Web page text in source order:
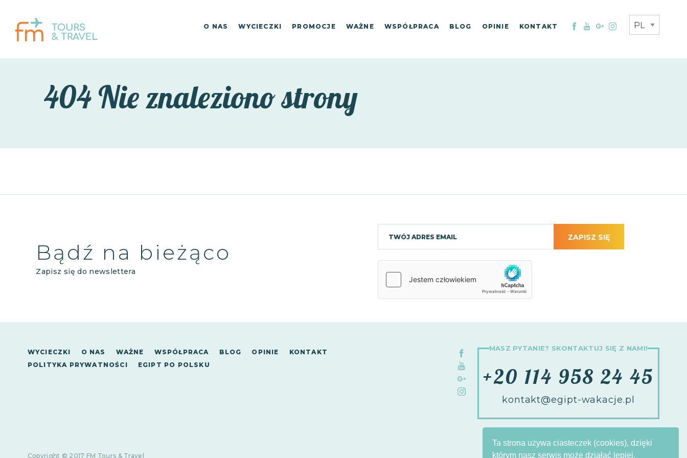
Ta strona używa ciasteczek (cookies), dzięki
którym nasz serwis może działać lepiej.
O NAS WYCIECZKI PROMOCJE WAŻNE WSPÓŁPRACA BLOG OPINIE KONTAKT
404 Nie znaleziono strony
Bądź na bieżąco
Zapisz się do newslettera
ZAPISZ SIĘ
WYCIECZKI O NAS WAŻNE WSPÓŁPRACA BLOG OPINIE
KONTAKT
POLITYKA PRYWATNOŚCI
EGIPT PO POLSKU
MASZ PYTANIE? SKONTAKTUJ SIĘ Z NAMI!
+20 114 958 24 45
kontakt@egipt-wakacje.pl
Copyright © 2017 FM Tours & Travel by Agencja interaktywna - Inte